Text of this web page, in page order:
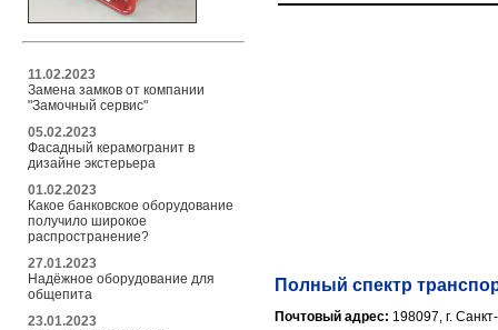
11.02.2023
Замена замков от компании
"Замочный сервис"
05.02.2023
Фасадный керамогранит в
дизайне экстерьера
01.02.2023
Какое банковское оборудование
получило широкое
распространение?
27.01.2023
Надёжное оборудование для
общепита
23.01.2023
Полный спектр
Почтовый адрес: 198097, г.